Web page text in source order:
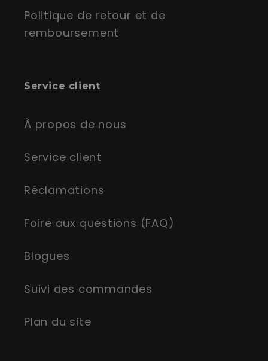
Politique de retour et de
remboursement
Service client
À propos de nous
Service client
Réclamations
Foire aux questions (FAQ)
Blogues
Suivi des commandes
Plan du site